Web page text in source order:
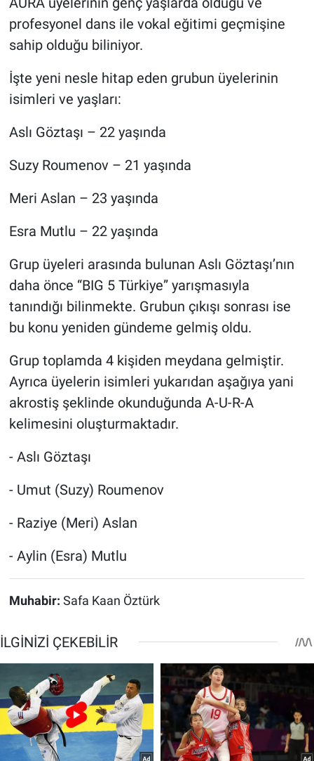
profesyonel dans ile vokal eğitimi geçmişine
sahip olduğu biliniyor.
İşte yeni nesle hitap eden grubun üyelerinin
isimleri ve yaşları:
Aslı Göztaşı – 22 yaşında
Suzy Roumenov – 21 yaşında
Meri Aslan – 23 yaşında
Esra Mutlu – 22 yaşında
Grup üyeleri arasında bulunan Aslı Göztaşı’nın
daha önce “BIG 5 Türkiye” yarışmasıyla
tanındığı bilinmekte. Grubun çıkışı sonrası ise
bu konu yeniden gündeme gelmiş oldu.
Grup toplamda 4 kişiden meydana gelmiştir.
Ayrıca üyelerin isimleri yukarıdan aşağıya yani
akrostiş şeklinde okunduğunda A-U-R-A
kelimesini oluşturmaktadır.
- Aslı Göztaşı
- Umut (Suzy) Roumenov
- Raziye (Meri) Aslan
- Aylin (Esra) Mutlu
Muhabir: Safa Kaan Öztürk